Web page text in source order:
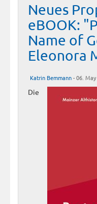
Neues
eBOOK:
Name of
Eleonora
Katrin Bemmann- 06.
Die